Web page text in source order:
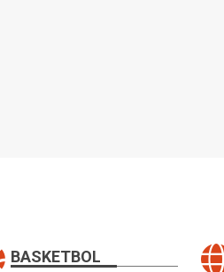
BASKETBOL